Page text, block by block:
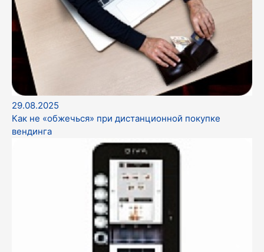
29.08.2025
Как не «обжечься» при дистанционной покупке
вендинга